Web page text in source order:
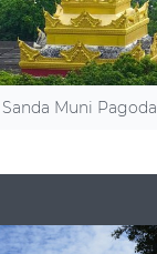
Sanda Muni Pagoda